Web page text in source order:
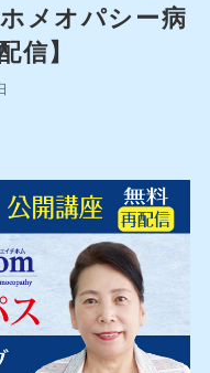
メオパシー病
信】